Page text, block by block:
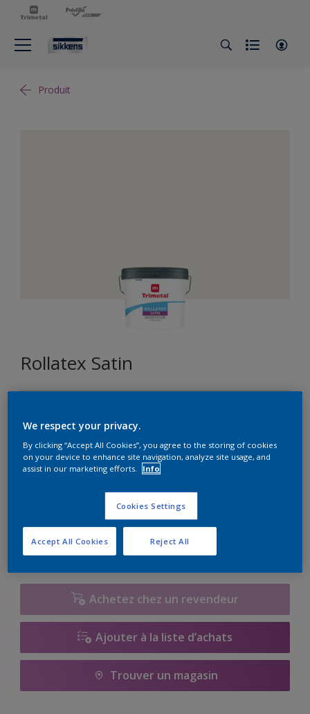
Produit
Rollatex Satin
Format
Quantité
Achetez chez un revendeur
Ajouter à la liste d’achats
Trouver un magasin
We respect your privacy.
By clicking “Accept All Cookies”, you agree to the storing of cookies
on your device to enhance site navigation, analyze site usage, and
assist in our marketing efforts.
Info
Cookies Settings
Reject All
Accept All Cookies